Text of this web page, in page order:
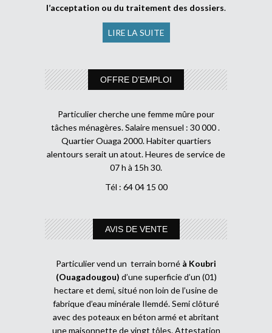
l’acceptation ou du traitement des dossiers.
LIRE LA SUITE
OFFRE D’EMPLOI
Particulier cherche une femme mûre pour
tâches ménagères. Salaire mensuel : 30 000 .
Quartier Ouaga 2000. Habiter quartiers
alentours serait un atout. Heures de service de
07 h à 15h 30.
Tél : 64 04 15 00
AVIS DE VENTE
Particulier vend un terrain borné à Koubri
(Ouagadougou) d’une superficie d’un (01)
hectare et demi, situé non loin de l’usine de
fabrique d’eau minérale Ilemdé. Semi clôturé
avec des poteaux en béton armé et abritant
une maisonnette de vingt tôles. Attestation